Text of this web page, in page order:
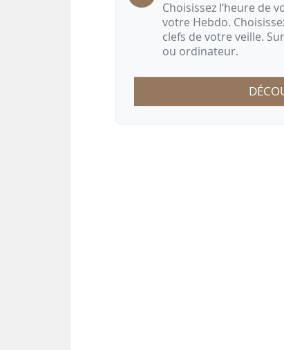
Choisissez l‘heure de
votre Hebdo.
clefs de votre veille.
ou ordinateur.